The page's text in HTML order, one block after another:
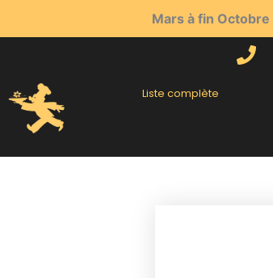
Mars à fin Octobre
Liste complète